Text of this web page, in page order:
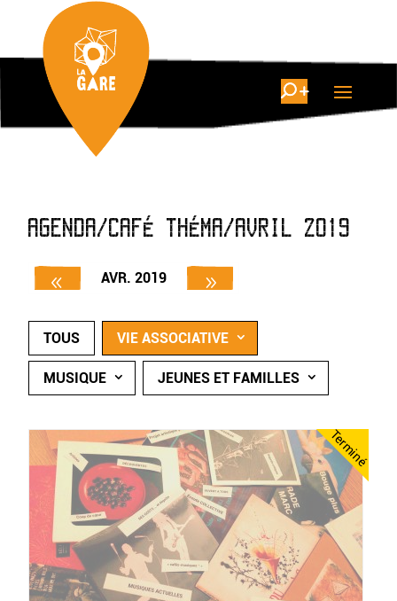
AGENDA/CAFÉ THÉMA/AVRIL 2019
AVR. 2019
TOUS VIE ASSOCIATIVE
MUSIQUE JEUNES ET FAMILLES
Terminé